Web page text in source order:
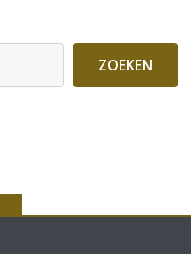
ZOEKEN